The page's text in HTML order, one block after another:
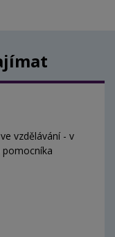
vzdělávání - v
pomocníka